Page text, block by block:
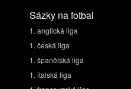
Sázky na fotbal
1. anglická liga
1. česká liga
1. španělská liga
1. italská liga